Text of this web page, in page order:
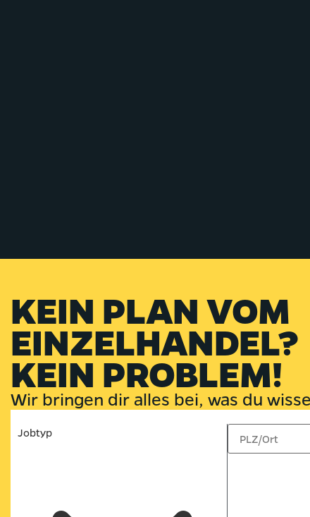
KEIN PLAN VOM
EINZELHANDEL?
KEIN PROBLEM!
Wir bringen dir alles bei, was du
Jobtyp